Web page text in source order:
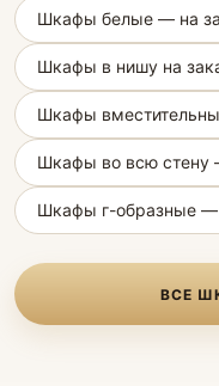
Шкафы белые — на
Шкафы в нишу на
Шкафы
Шкафы во всю стену
Шкафы г-образные —
ВСЕ